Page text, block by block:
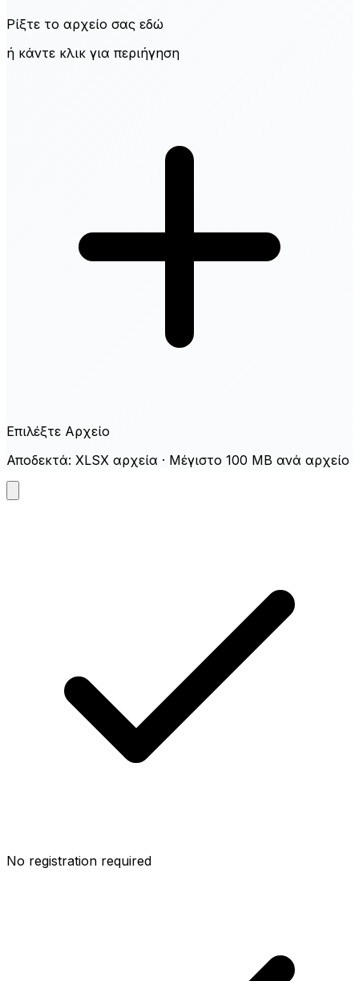
Ρίξτε το αρχείο σας εδώ
ή κάντε κλικ για περιήγηση
Επιλέξτε Αρχείο
Αποδεκτά: XLSX αρχεία · Μέγιστο 100 MB ανά αρχείο
No registration required